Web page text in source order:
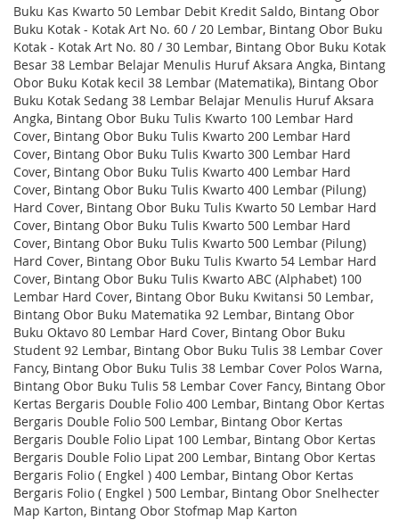
Buku Kas Kwarto 50 Lembar Debit Kredit Saldo, Bintang Obor
Buku Kotak - Kotak Art No. 60 / 20 Lembar, Bintang Obor Buku
Kotak - Kotak Art No. 80 / 30 Lembar, Bintang Obor Buku Kotak
Besar 38 Lembar Belajar Menulis Huruf Aksara Angka, Bintang
Obor Buku Kotak kecil 38 Lembar (Matematika), Bintang Obor
Buku Kotak Sedang 38 Lembar Belajar Menulis Huruf Aksara
Angka, Bintang Obor Buku Tulis Kwarto 100 Lembar Hard
Cover, Bintang Obor Buku Tulis Kwarto 200 Lembar Hard
Cover, Bintang Obor Buku Tulis Kwarto 300 Lembar Hard
Cover, Bintang Obor Buku Tulis Kwarto 400 Lembar Hard
Cover, Bintang Obor Buku Tulis Kwarto 400 Lembar (Pilung)
Hard Cover, Bintang Obor Buku Tulis Kwarto 50 Lembar Hard
Cover, Bintang Obor Buku Tulis Kwarto 500 Lembar Hard
Cover, Bintang Obor Buku Tulis Kwarto 500 Lembar (Pilung)
Hard Cover, Bintang Obor Buku Tulis Kwarto 54 Lembar Hard
Cover, Bintang Obor Buku Tulis Kwarto ABC (Alphabet) 100
Lembar Hard Cover, Bintang Obor Buku Kwitansi 50 Lembar,
Bintang Obor Buku Matematika 92 Lembar, Bintang Obor
Buku Oktavo 80 Lembar Hard Cover, Bintang Obor Buku
Student 92 Lembar, Bintang Obor Buku Tulis 38 Lembar Cover
Fancy, Bintang Obor Buku Tulis 38 Lembar Cover Polos Warna,
Bintang Obor Buku Tulis 58 Lembar Cover Fancy, Bintang Obor
Kertas Bergaris Double Folio 400 Lembar, Bintang Obor Kertas
Bergaris Double Folio 500 Lembar, Bintang Obor Kertas
Bergaris Double Folio Lipat 100 Lembar, Bintang Obor Kertas
Bergaris Double Folio Lipat 200 Lembar, Bintang Obor Kertas
Bergaris Folio ( Engkel ) 400 Lembar, Bintang Obor Kertas
Bergaris Folio ( Engkel ) 500 Lembar, Bintang Obor Snelhecter
Map Karton, Bintang Obor Stofmap Map Karton